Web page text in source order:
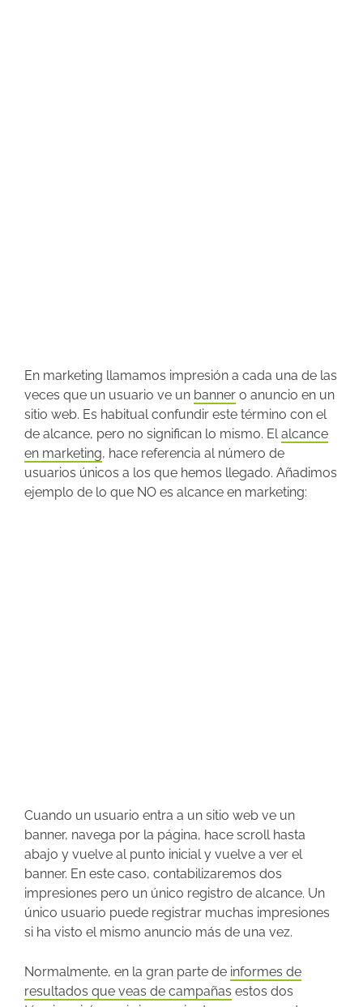
En marketing llamamos impresión a cada una de las
veces que un usuario ve un banner o anuncio en un
sitio web. Es habitual confundir este término con el
de alcance, pero no significan lo mismo. Elalcance
en marketing, hace referencia al número de
usuarios únicos a los que hemos llegado. Añadimos
ejemplo de lo que NO es alcance en marketing:
Cuando un usuario entra a un sitio web ve un
banner, navega por la página, hace scroll hasta
abajo y vuelve al punto inicial y vuelve a ver el
banner. En este caso, contabilizaremos dos
impresiones pero un único registro de alcance. Un
único usuario puede registrar muchas impresiones
si ha visto el mismo anuncio más de una vez.
Normalmente, en la gran parte de informes de
resultados que veas de campañas estos dos